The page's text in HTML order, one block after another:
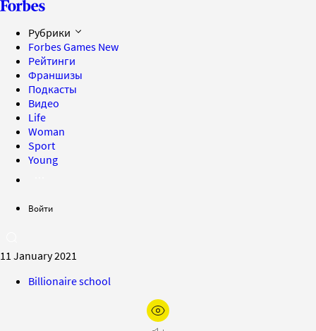
Рубрики
Forbes Games New
Рейтинги
Франшизы
Подкасты
Видео
Life
Woman
Sport
Young
Войти
11 January 2021
Billionaire school